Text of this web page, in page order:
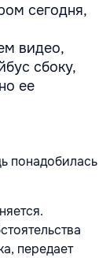
сегодня,
видео,
сбоку,
ее
понадобилась
передает